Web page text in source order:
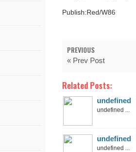
Publish:Red/W86
PREVIOUS
« Prev Post
Related Posts:
undefined
undefined ...
undefined
undefined ...